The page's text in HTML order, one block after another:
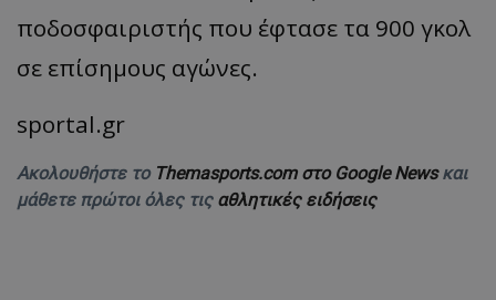
ποδοσφαιριστής που έφτασε τα 900 γκολ
σε επίσημους αγώνες.
sportal.gr
Ακολουθήστε το Themasports.com στο Google Newsκαι
μάθετε πρώτοι όλες τις αθλητικές ειδήσεις